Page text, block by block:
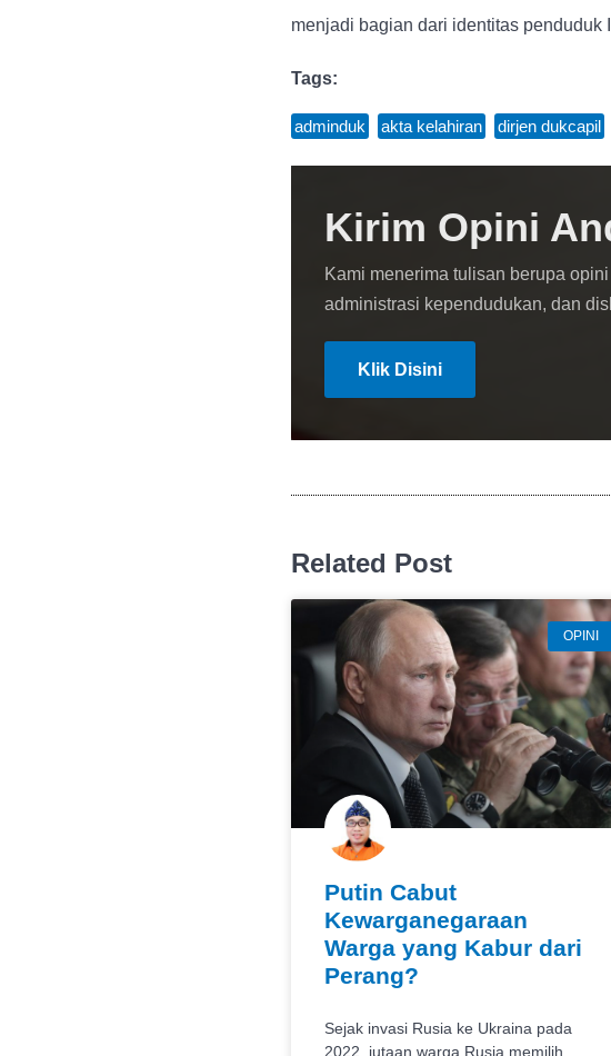
menjadi bagian dari identitas
Tags:
adminduk akta kelahiran dirjen dukcapil
Kirim Opini
Kami menerima tulisan berupa
administrasi kependudukan, dan
Klik Disini
Related Post
OPINI
Putin Cabut
Kewarganegaraan
Warga yang Kabur dari
Perang?
Sejak invasi Rusia ke Ukraina pada
2022, jutaan warga Rusia memilih